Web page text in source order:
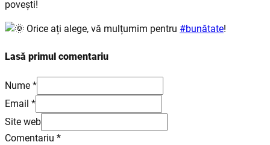
povești!
Orice ați alege, vă mulțumim pentru #bunătate!
Lasă primul comentariu
Nume *
Email *
Site web
Comentariu *